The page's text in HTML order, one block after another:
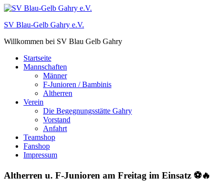
Zum
springen
SV Blau-Gelb Gahry e.V.
Willkommen bei SV Blau Gelb Gahry
Startseite
Mannschaften
Männer
F-Junioren / Bambinis
Altherren
Verein
Die Begegnungsstätte Gahry
Vorstand
Anfahrt
Teamshop
Fanshop
Impressum
Altherren u. F-Junioren am Freitag im Einsatz ⚽️🔥